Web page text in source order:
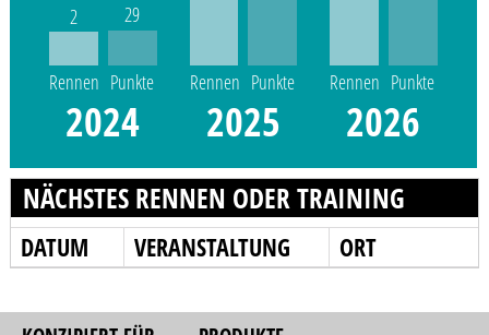
2
Rennen
29
Punkte
2024
Rennen Punkte
2025
Rennen Punkte
2026
NÄCHSTES RENNEN ODER TRAINING
DATUM VERANSTALTUNG ORT